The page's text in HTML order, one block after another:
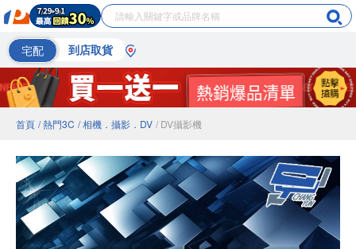
宅配 到店取貨
首頁 / 熱門3C / 相機．攝影．DV / DV攝影機